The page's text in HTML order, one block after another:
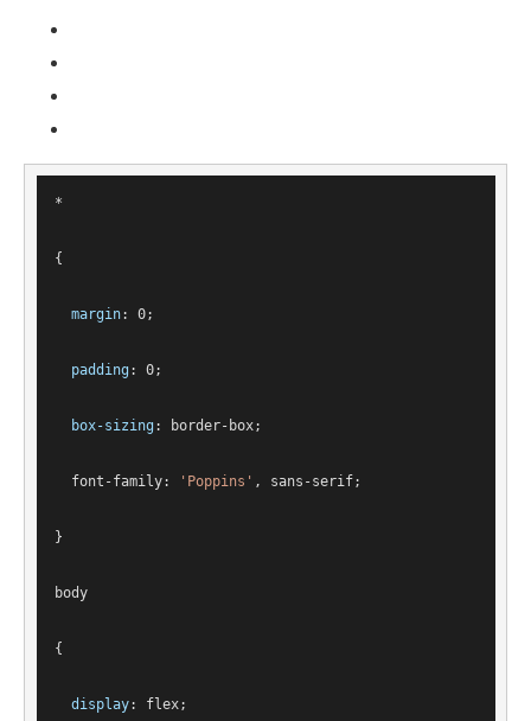
*
{
margin: 0;
padding: 0;
box-sizing: border-box;
font-family: 'Poppins' , sans-serif;
}
body
{
display: flex;